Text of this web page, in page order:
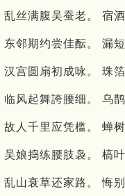
丝满腹吴蚕老。 宿
邻期约尝佳酝。 漏
宫圆扇初成咏。 珠
风起舞誇腰细。 乌
人千里应凭槛。 蝉
娘捣练腰肢袅。 槁
山衰草还家路。 悔